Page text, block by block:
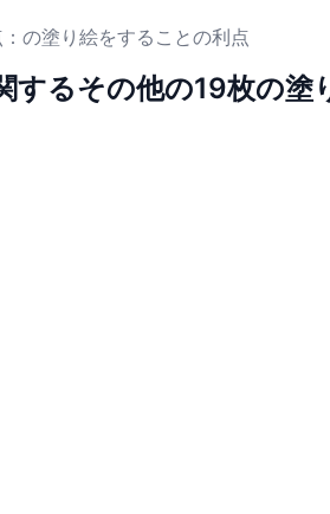
の塗り絵をすることの利点
するその他の19枚の塗